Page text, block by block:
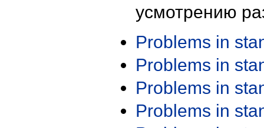
усмотрению
Problems in
Problems in
Problems in
Problems in